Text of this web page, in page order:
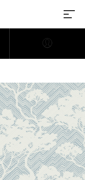
the
and sell
design
skills or
With an
unlimited